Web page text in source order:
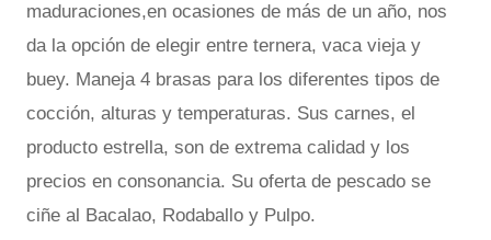
maduraciones,en ocasiones de más de un año, nos
da la opción de elegir entre ternera, vaca vieja y
buey. Maneja 4 brasas para los diferentes tipos de
cocción, alturas y temperaturas. Sus carnes, el
producto estrella, son de extrema calidad y los
precios en consonancia. Su oferta de pescado se
ciñe al Bacalao, Rodaballo y Pulpo.